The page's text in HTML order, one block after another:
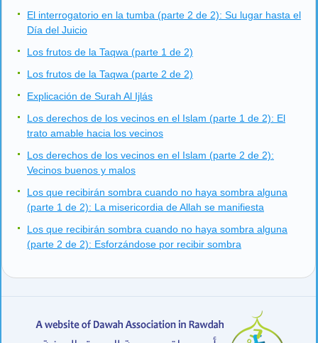
El interrogatorio en la tumba (parte 2 de 2): Su lugar hasta el
Día del Juicio
Los frutos de la Taqwa (parte 1 de 2)
Los frutos de la Taqwa (parte 2 de 2)
Explicación de Surah Al Ijlás
Los derechos de los vecinos en el Islam (parte 1 de 2): El
trato amable hacia los vecinos
Los derechos de los vecinos en el Islam (parte 2 de 2):
Vecinos buenos y malos
Los que recibirán sombra cuando no haya sombra alguna
(parte 1 de 2): La misericordia de Allah se manifiesta
Los que recibirán sombra cuando no haya sombra alguna
(parte 2 de 2): Esforzándose por recibir sombra